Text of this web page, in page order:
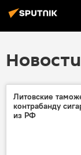
Литовские
контрабанду
из РФ